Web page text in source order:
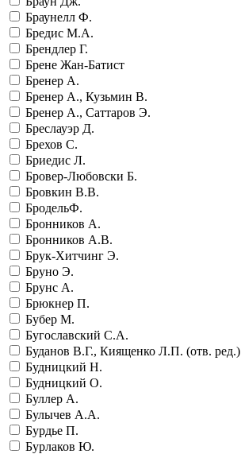
Браунелл Ф.
Бредис М.А.
Брендлер Г.
Брене Жан-Батист
Бренер А.
Бренер А., Кузьмин В.
Бренер А., Саттаров Э.
Бреслауэр Д.
Брехов С.
Бриедис Л.
Бровер-Любовски Б.
Бровкин В.В.
БродельФ.
Бронников А.
Бронников А.В.
Брук-Хитчинг Э.
Бруно Э.
Брунс А.
Брюкнер П.
Бубер М.
Бугославский С.А.
Буданов В.Г., Киященко Л.П. (отв. ред.)
Будницкий Н.
Будницкий О.
Буллер А.
Булычев А.А.
Бурдье П.
Бурлаков Ю.